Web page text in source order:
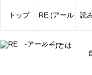
トップ RE (アール
イー)とは
読